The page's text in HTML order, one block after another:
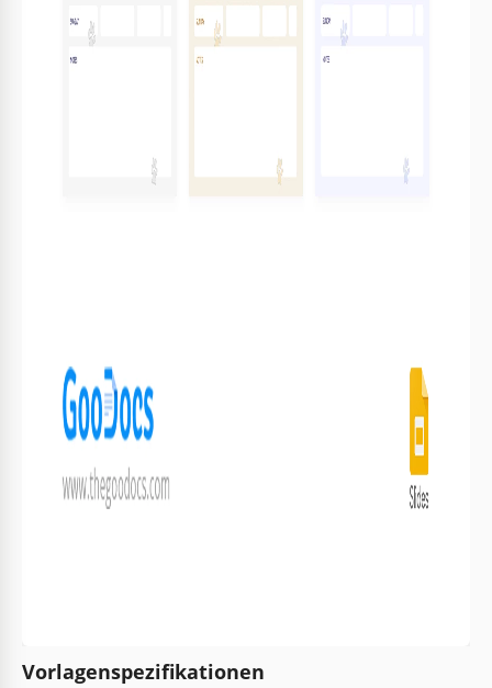
Vorlagenspezifikationen